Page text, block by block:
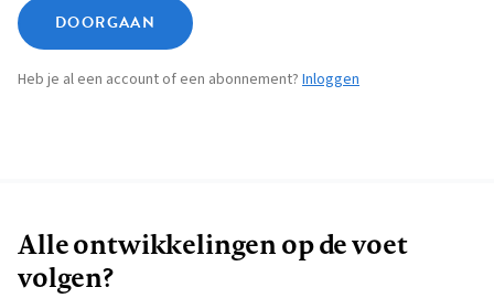
DOORGAAN
Heb je al een account of een abonnement? Inloggen
Alle ontwikkelingen op de voet
volgen?